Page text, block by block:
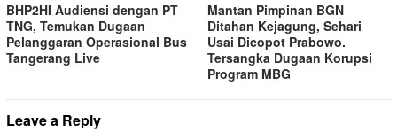
BHP2HI Audiensi dengan PT
TNG, Temukan Dugaan
Pelanggaran Operasional Bus
Tangerang Live
Mantan Pimpinan BGN
Ditahan Kejagung, Sehari
Usai Dicopot Prabowo.
Tersangka Dugaan Korupsi
Program MBG
Leave a Reply